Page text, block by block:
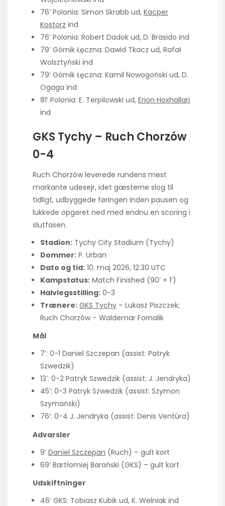
76’ Polonia: Simon Skrabb ud, Kacper
Kostorz ind
76’ Polonia: Robert Dadok ud, D. Brasido ind
79’ Górnik Łęczna: Dawid Tkacz ud, Rafał
Wolsztyński ind
79’ Górnik Łęczna: Kamil Nowogoński ud, D.
Ogaga ind
81’ Polonia: E. Terpilowski ud, Erion Hoxhallari
ind
GKS Tychy – Ruch Chorzów
0-4
Ruch Chorzów leverede rundens mest
markante udesejr, idet gæsterne slog til
tidligt, udbyggede føringen inden pausen og
lukkede opgøret ned med endnu en scoring i
slutfasen.
Stadion: Tychy City Stadium (Tychy)
Dommer: P. Urban
Dato og tid: 10. maj 2026, 12:30 UTC
Kampstatus: Match Finished (90’ + 1’)
Halvlegsstilling: 0-3
Trænere: GKS Tychy – Lukasz Piszczek;
Ruch Chorzów – Waldemar Fornalik
Mål
7’: 0-1 Daniel Szczepan (assist: Patryk
Szwedzik)
13’: 0-2 Patryk Szwedzik (assist: J. Jendryka)
45’: 0-3 Patryk Szwedzik (assist: Szymon
Szymański)
76’: 0-4 J. Jendryka (assist: Denis Ventúra)
Advarsler
9’ Daniel Szczepan (Ruch) – gult kort
69’ Bartłomiej Barański (GKS) – gult kort
Udskiftninger
46’ GKS: Tobiasz Kubik ud, K. Welniak ind